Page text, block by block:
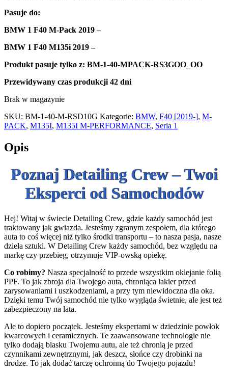
Pasuje do:
BMW 1 F40 M-Pack 2019 –
BMW 1 F40 M135i 2019 –
Produkt pasuje tylko z: BM-1-40-MPACK-RS3GOO_OO
Przewidywany czas produkcji 42 dni
Brak w magazynie
SKU: BM-1-40-M-RSD10G Kategorie: BMW, F40 [2019-], M-
PACK, M135I, M135I M-PERFORMANCE, Seria 1
Opis
Poznaj Detailing Crew – Twoi
Eksperci od Samochodów
Hej! Witaj w świecie Detailing Crew, gdzie każdy samochód jest
traktowany jak gwiazda. Jesteśmy zgranym zespołem, dla którego
auta to coś więcej niż tylko środki transportu – to nasza pasja, nasze
dzieła sztuki. W Detailing Crew każdy samochód, bez względu na
markę czy przebieg, otrzymuje VIP-owską opiekę.
Co robimy? Nasza specjalność to przede wszystkim oklejanie folią
PPF. To jak zbroja dla Twojego auta, chroniąca lakier przed
zarysowaniami i uszkodzeniami, a przy tym niewidoczna dla oka.
Dzięki temu Twój samochód nie tylko wygląda świetnie, ale jest też
zabezpieczony na lata.
Ale to dopiero początek. Jesteśmy ekspertami w dziedzinie powłok
kwarcowych i ceramicznych. Te zaawansowane technologie nie
tylko dodają blasku Twojemu autu, ale też chronią je przed
czynnikami zewnętrznymi, jak deszcz, słońce czy drobinki na
drodze. To jak dodać tarczę ochronną do Twojego pojazdu!